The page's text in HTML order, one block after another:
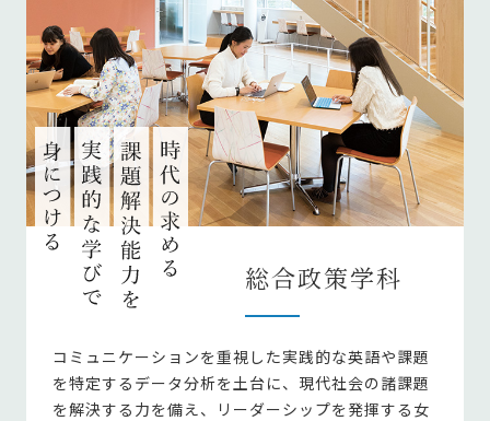
総合政策学科
コミュニケーションを重視した実践的な英語や課題
を特定するデータ分析を土台に、現代社会の諸課題
を解決する力を備え、リーダーシップを発揮する女